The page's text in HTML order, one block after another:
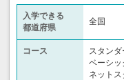
入学できる
都道府県
全国
コース
スタン
ベーシッ
ネット